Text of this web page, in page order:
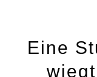
Eine